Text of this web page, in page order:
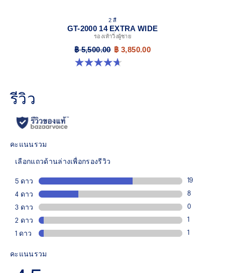
2 สี
GT-2000 14 EXTRA WIDE
รองเท้าวิ่งผู้ชาย
฿ 5,500.00 ฿ 3,850.00
4.6 จาก 5 ดาว 25 รีวิว